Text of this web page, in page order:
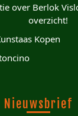
over Berlok
overzicht!
Kopen
Nieuwsbrief